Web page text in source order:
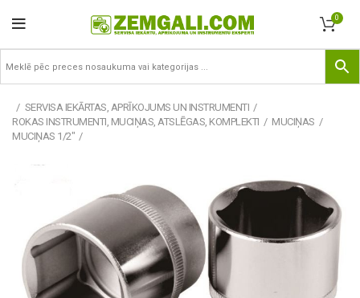
0
SERVISA IEKĀRTAS, APRĪKOJUMS UN INSTRUMENTI
ROKAS INSTRUMENTI, MUCIŅAS, ATSLĒGAS, KOMPLEKTI
MUCIŅAS
MUCIŅAS 1/2"